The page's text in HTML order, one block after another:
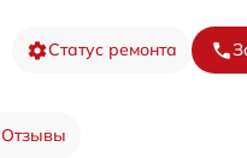
Статус ремонта
Отзывы